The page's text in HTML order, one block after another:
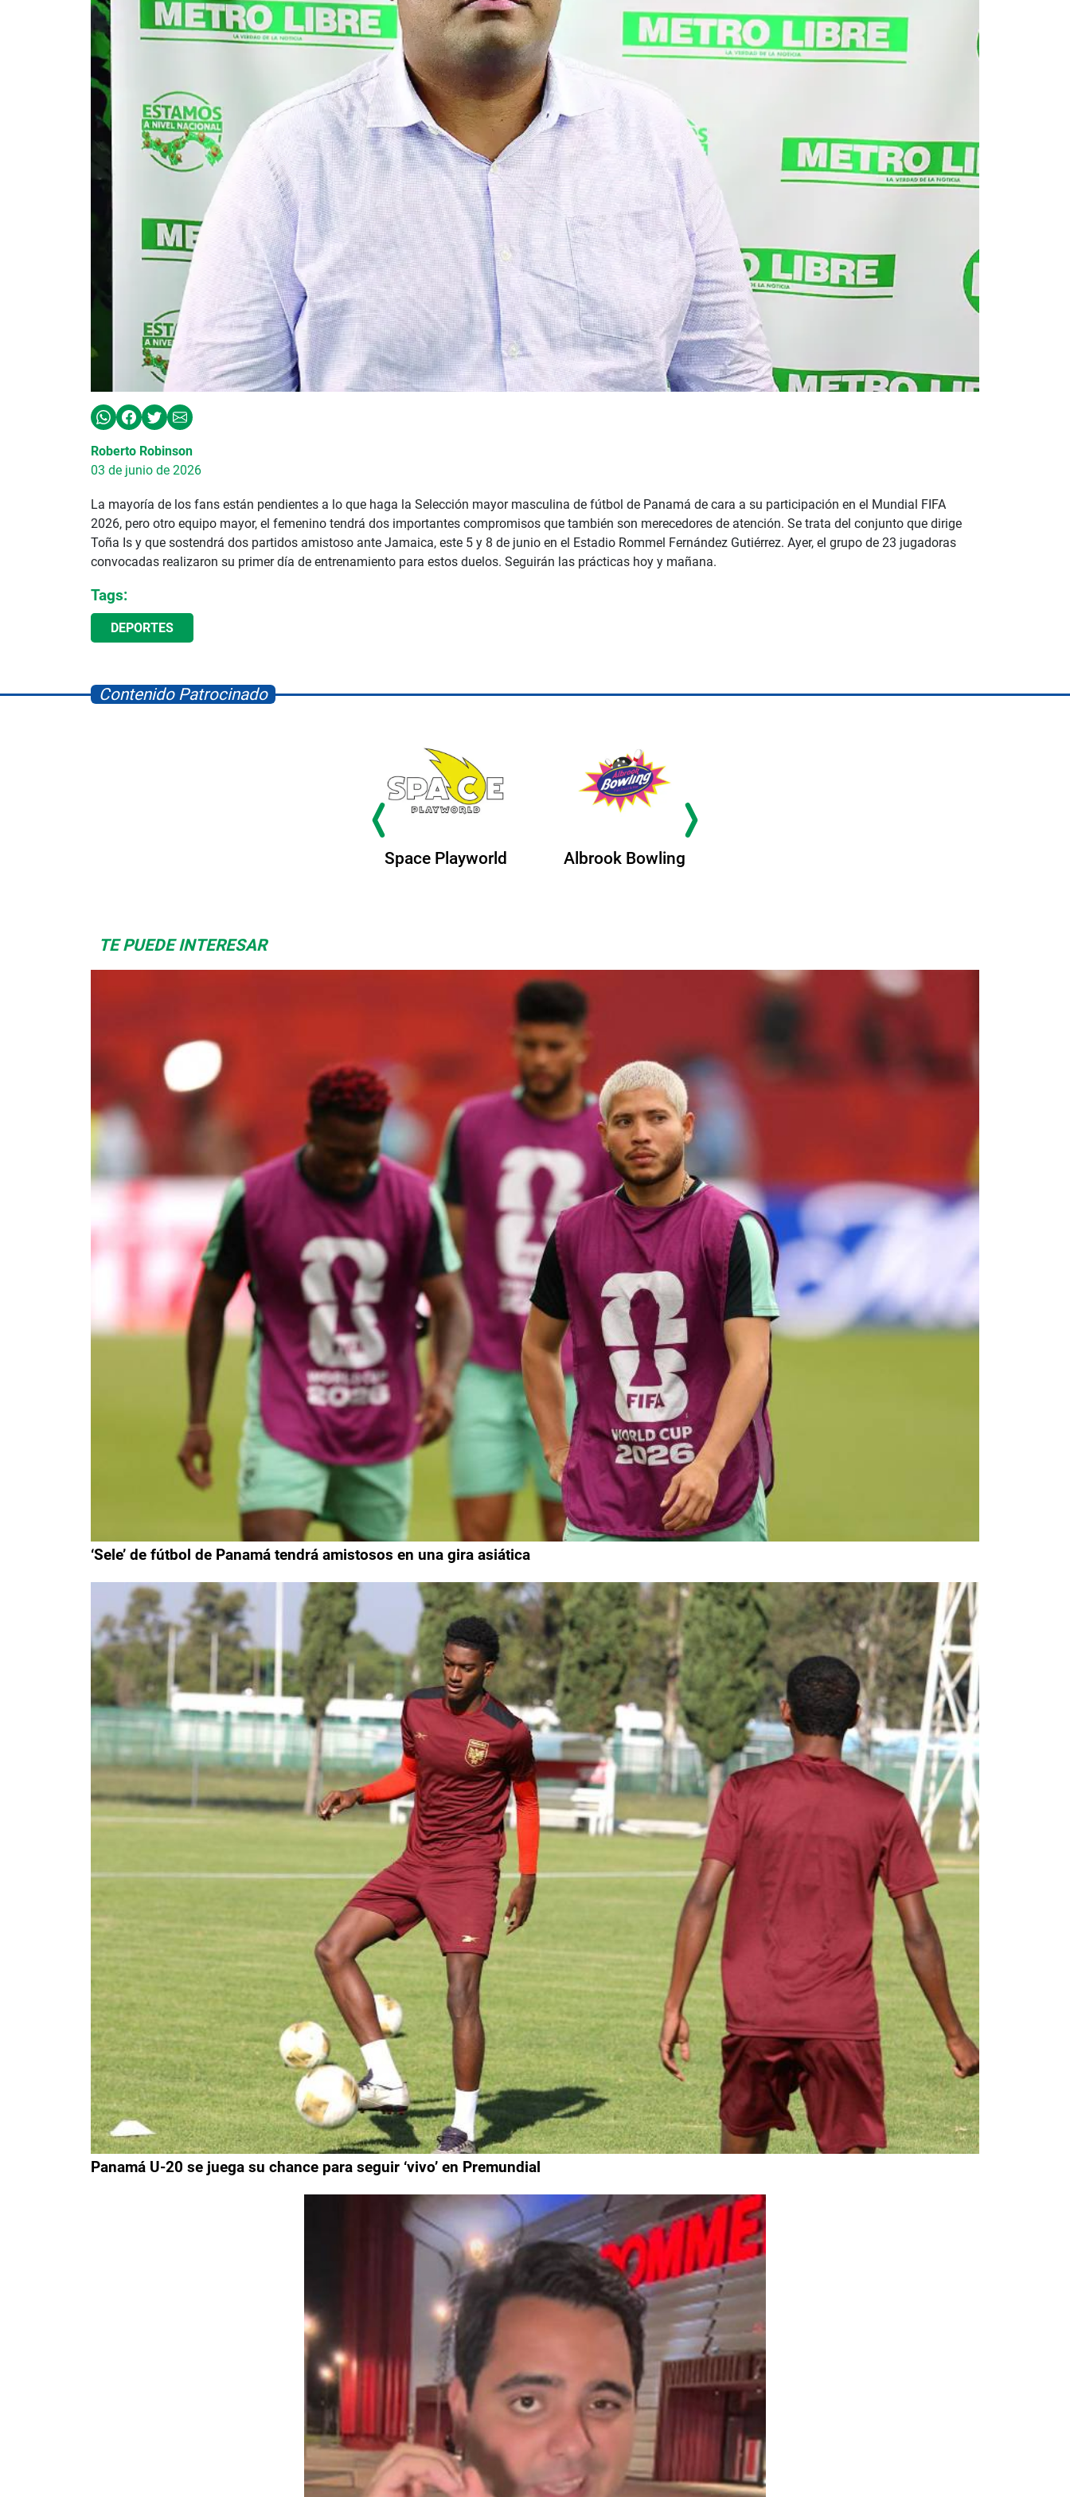
Roberto Robinson
03 de junio de 2026
La mayoría de los fans están pendientes a lo que haga la Selección mayor masculina de fútbol de Panamá de cara a su participación en el Mundial FIFA
2026, pero otro equipo mayor, el femenino tendrá dos importantes compromisos que también son merecedores de atención. Se trata del conjunto que dirige
Toña Is y que sostendrá dos partidos amistoso ante Jamaica, este 5 y 8 de junio en el Estadio Rommel Fernández Gutiérrez. Ayer, el grupo de 23 jugadoras
convocadas realizaron su primer día de entrenamiento para estos duelos. Seguirán las prácticas hoy y mañana.
Tags:
DEPORTES
Contenido Patrocinado
Space Playworld Albrook Bowling
TE PUEDE INTERESAR
‘Sele’ de fútbol de Panamá tendrá amistosos en una gira asiática
Panamá U-20 se juega su chance para seguir ‘vivo’ en Premundial